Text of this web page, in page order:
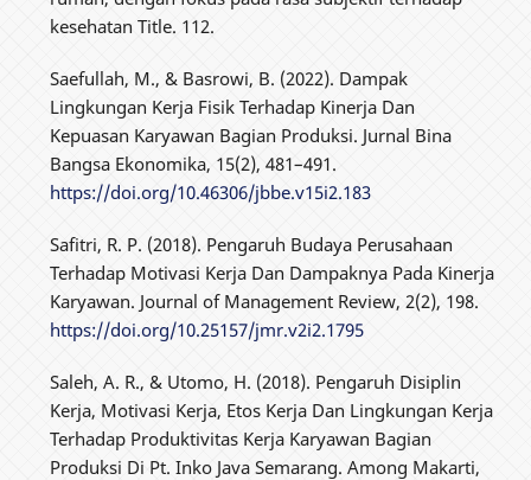
kesehatan Title. 112.
Saefullah, M., & Basrowi, B. (2022). Dampak
Lingkungan Kerja Fisik Terhadap Kinerja Dan
Kepuasan Karyawan Bagian Produksi. Jurnal Bina
Bangsa Ekonomika, 15(2), 481–491.
https://doi.org/10.46306/jbbe.v15i2.183
Safitri, R. P. (2018). Pengaruh Budaya Perusahaan
Terhadap Motivasi Kerja Dan Dampaknya Pada Kinerja
Karyawan. Journal of Management Review, 2(2), 198.
https://doi.org/10.25157/jmr.v2i2.1795
Saleh, A. R., & Utomo, H. (2018). Pengaruh Disiplin
Kerja, Motivasi Kerja, Etos Kerja Dan Lingkungan Kerja
Terhadap Produktivitas Kerja Karyawan Bagian
Produksi Di Pt. Inko Java Semarang. Among Makarti,